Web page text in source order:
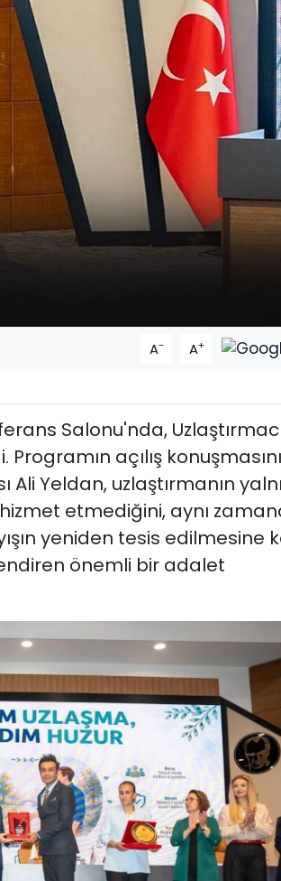
A- A+
Salonu'nda,
açılış konuşmasını
Yeldan, uzlaştırmanın
etmediğini, aynı
yeniden tesis edilmesine
önemli bir adalet